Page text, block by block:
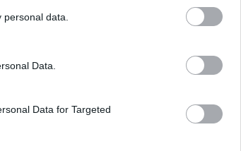
data.
Data.
Data for Targeted